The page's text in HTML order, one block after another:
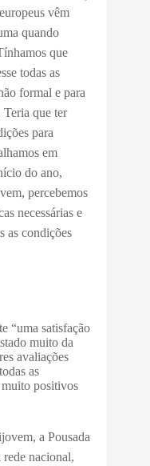
vêm
quando
nhamos que
todas as
formal e para
Teria que ter
para
em
do ano,
percebemos
necessárias e
as condições
“uma satisfação
muito da
avaliações
as
muito positivos
a Pousada
rede nacional,